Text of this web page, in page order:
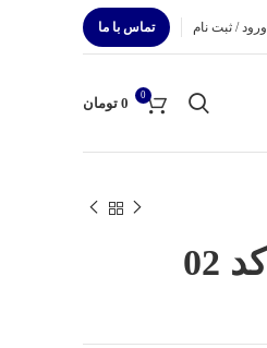
ورود / ثبت نام تماس با ما
0
0 تومان